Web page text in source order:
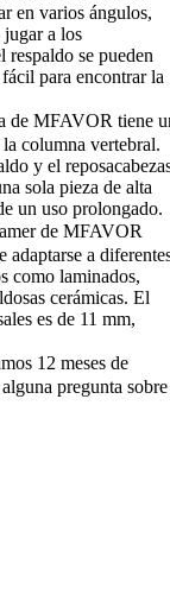
en varios ángulos,
a los
se pueden
para encontrar la
de MFAVOR tiene
columna vertebral.
y el
sola pieza de alta
un uso prolongado.
de MFAVOR
adaptarse a
como laminados,
cerámicas. El
es de 11 mm,
12 meses de
pregunta sobre